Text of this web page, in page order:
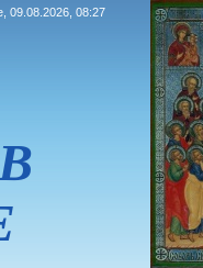
09.08.2026, 08:27